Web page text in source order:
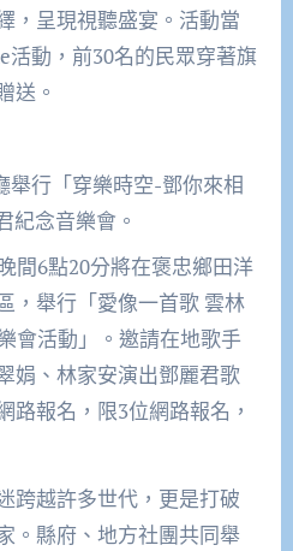
，呈現視聽盛宴。活動當
活動，前30名的民眾穿著旗
送。
舉行「穿樂時空-鄧你來相
紀念音樂會。
間6點20分將在褒忠鄉田洋
，舉行「愛像一首歌 雲林
會活動」。邀請在地歌手
娟、林家安演出鄧麗君歌
路報名，限3位網路報名，
跨越許多世代，更是打破
。縣府、地方社團共同舉